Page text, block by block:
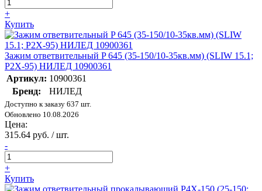
+
Купить
Зажим ответвительный P 645 (35-150/10-35кв.мм) (SLIW 15.1;
P2X-95) НИЛЕД 10900361
Артикул: 10900361
Бренд:
НИЛЕД
Доступно к заказу 637 шт.
Обновлено 10.08.2026
Цена:
315.64 руб. / шт.
-
+
Купить